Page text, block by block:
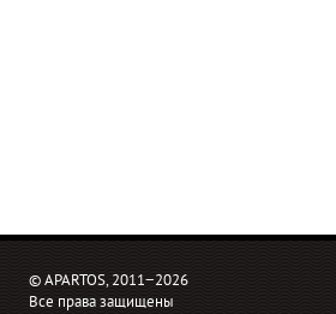
© APARTOS, 2011−2026
Все права защищены